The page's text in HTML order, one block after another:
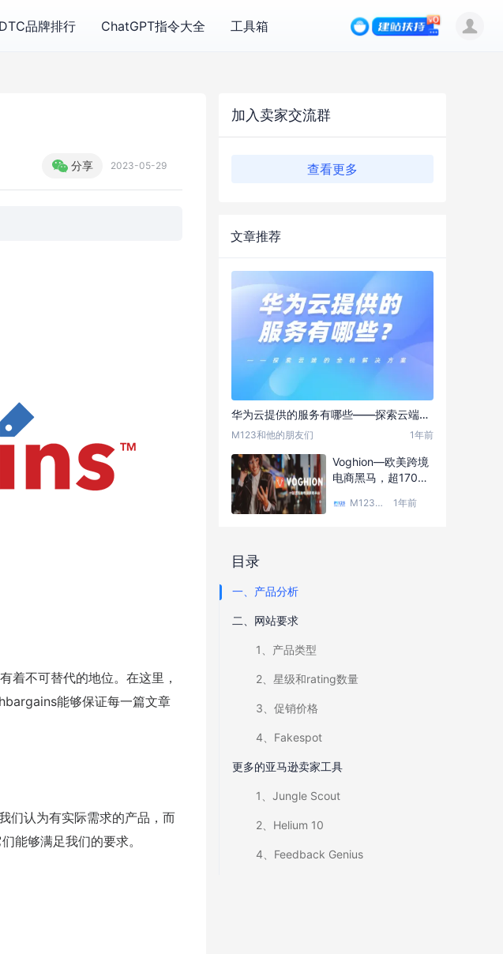
DTC品牌排行 ChatGPT指令大全 工具箱
分享 2023-05-29
着不可替代的地位。在这里，
能够保证每一篇文章
们认为有实际需求的产品，而
能够满足我们的要求。
加入卖家交流群
查看更多
文章推荐
华为云提供的服务有哪些——探索云端的全栈解决方案
M123和他的朋友们 1年前
Voghion—欧美跨境
电商黑马，超170万
最快的跨境电商平台
M123跨境工具导航 1年前
目录
一、产品分析
二、网站要求
1、产品类型
2、星级和rating数量
3、促销价格
4、Fakespot
更多的亚马逊卖家工具
1、Jungle Scout
2、Helium 10
4、Feedback Genius